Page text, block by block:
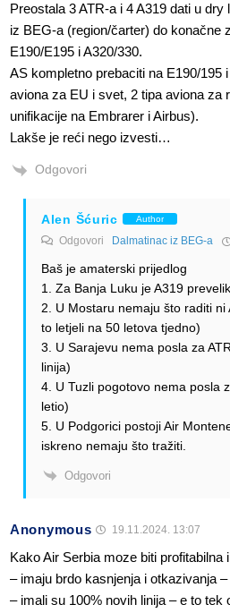
Preostala 3 ATR-a i 4 A319 dati u
iz BEG-a (region/čarter) do konačne
E190/E195 i A320/330.
AS kompletno prebaciti na E190/195
aviona za EU i svet, 2 tipa aviona za
unifikacije na Embrarer i Airbus).
Lakše je reći nego izvesti…
Odgovori
Alen Šćuric Author
Odgovori Dalmatinac iz BEG-a
Baš je amaterski prijedlog
1. Za Banja Luku je A319 prevelik
2. U Mostaru nemaju što raditi ni
to letjeli na 50 letova tjedno)
3. U Sarajevu nema posla za
linija)
4. U Tuzli pogotovo nema posla
letio)
5. U Podgorici postoji Air
iskreno nemaju što tražiti.
Odgovori
Anonymous 19.11.2024. 13:07
Kako Air Serbia moze biti profitabilna
– imaju brdo kasnjenja i otkazivanja
– imali su 100% novih linija – e to tek